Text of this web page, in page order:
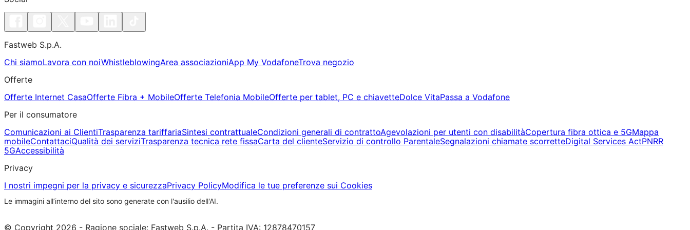
Fastweb S.p.A.
Chi siamoLavora con noiWhistleblowingArea associazioniApp My VodafoneTrova negozio
Offerte
Offerte Internet CasaOfferte Fibra + MobileOfferte Telefonia MobileOfferte per tablet, PC e chiavetteDolce VitaPassa a Vodafone
Per il consumatore
Comunicazioni ai ClientiTrasparenza tariffariaSintesi contrattualeCondizioni generali di contrattoAgevolazioni per utenti con disabilitàCopertura fibra ottica e 5GMappa
mobileContattaciQualità dei serviziTrasparenza tecnica rete fissaCarta del clienteServizio di controllo ParentaleSegnalazioni chiamate scorretteDigital Services ActPNRR
5GAccessibilità
Privacy
I nostri impegni per la privacy e sicurezzaPrivacy PolicyModifica le tue preferenze sui Cookies
Le immagini all’interno del sito sono generate con l'ausilio dell'AI.
© Copyright 2026 - Ragione sociale: Fastweb S.p.A. - Partita IVA: 12878470157